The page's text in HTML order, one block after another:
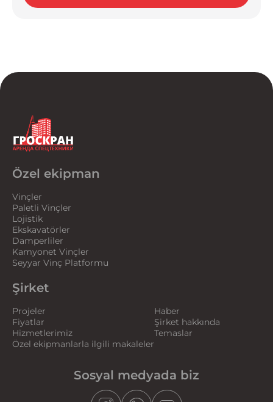
Özel ekipman
Vinçler
Paletli Vinçler
Lojistik
Ekskavatörler
Damperliler
Kamyonet Vinçler
Seyyar Vinç Platformu
Şirket
Projeler
Fiyatlar
Hizmetlerimiz
Özel ekipmanlarla ilgili makaleler
Haber
Şirket hakkında
Temaslar
Sosyal medyada biz